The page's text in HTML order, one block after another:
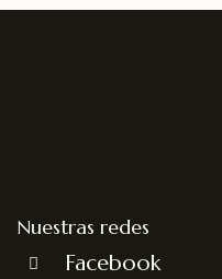
Nuestras redes
Facebook